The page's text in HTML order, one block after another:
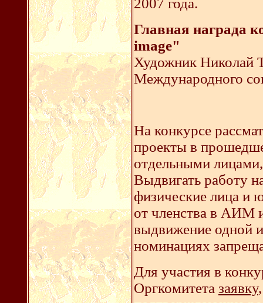
2007 года.
Главная награда
image"
Художник Николай
Международного
На конкурсе
проекты в
отдельными
Выдвигать работу
физические лица и
от членства в АИМ
выдвижение одной
номинациях
Для участия в
Оргкомитета заявку